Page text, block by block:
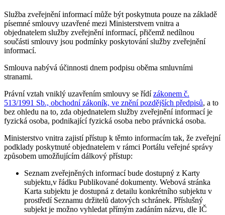
Služba zveřejnění informací může být poskytnuta pouze na základě
písemné smlouvy uzavřené mezi Ministerstvem vnitra a
objednatelem služby zveřejnění informací, přičemž nedílnou
součásti smlouvy jsou podmínky poskytování služby zveřejnění
informací.
Smlouva nabývá účinnosti dnem podpisu oběma smluvními
stranami.
Právní vztah vniklý uzavřením smlouvy se řídízákonem č.
513/1991 Sb., obchodní zákoník, ve znění pozdějších předpisů, a to
bez ohledu na to, zda objednatelem služby zveřejnění informací je
fyzická osoba, podnikající fyzická osoba nebo právnická osoba.
Ministerstvo vnitra zajistí přístup k těmto informacím tak, že zveřejní
podklady poskytnuté objednatelem v rámci Portálu veřejné správy
způsobem umožňujícím dálkový přístup:
Seznam zveřejněných informací bude dostupný z Karty
subjektu,v řádku Publikované dokumenty. Webová stránka
Karta subjektu je dostupná z detailu konkrétního subjektu v
prostředí Seznamu držitelů datových schránek. Příslušný
subjekt je možno vyhledat přímým zadáním názvu, dle IČ